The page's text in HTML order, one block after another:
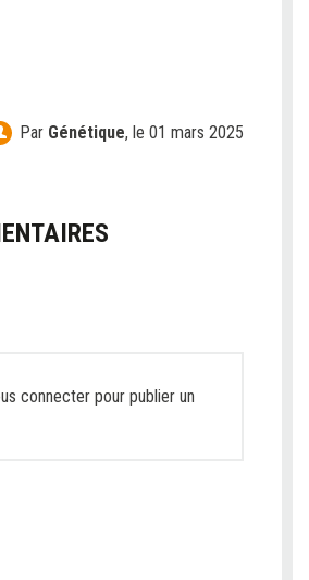
Par Génétique, le 01 mars 2025
connecter pour publier un